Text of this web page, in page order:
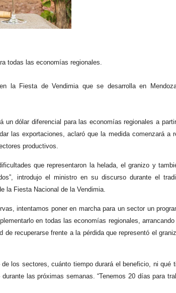
todas las economías regionales.
la Fiesta de Vendimia que se desarrolla en
dólar diferencial para las economías regionales a
las exportaciones, aclaró que la medida comenzará a
productivos.
que representaron la helada, el granizo y
introdujo el ministro en su discurso durante el
la Fiesta Nacional de la Vendimia.
intentamos poner en marcha para un sector un
en todas las economías regionales,
recuperarse frente a la pérdida que representó el
los sectores, cuánto tiempo durará el beneficio, ni qué
las próximas semanas. “Tenemos 20 días para